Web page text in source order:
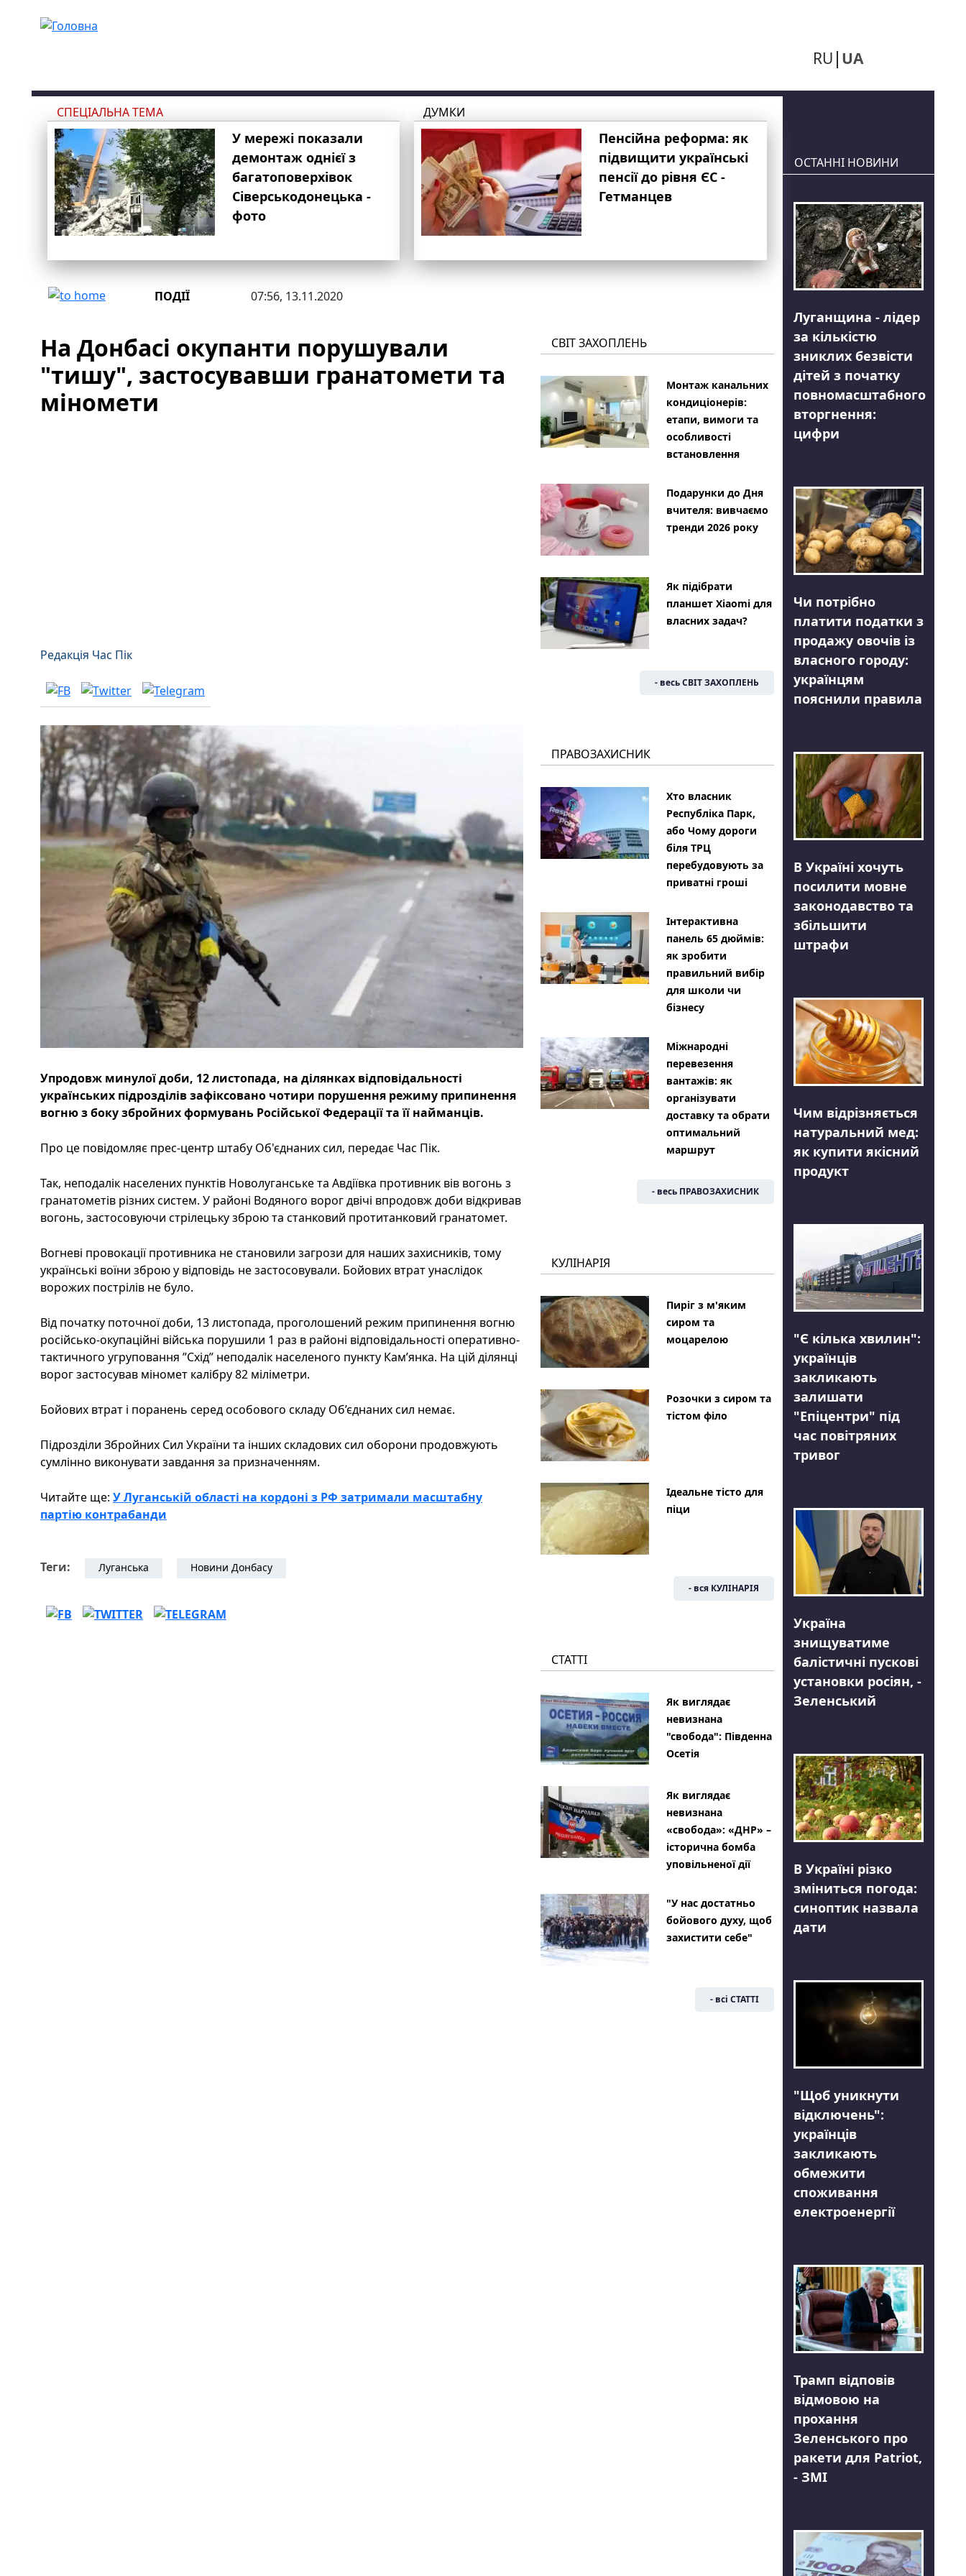
RU UA
СПЕЦІАЛЬНА ТЕМА
У мережі показали
демонтаж однієї з
багатоповерхівок
Сіверськодонецька -
фото
ДУМКИ
Пенсійна реформа: як
підвищити українські
пенсії до рівня ЄС -
Гетманцев
ПОДІЇ 07:56, 13.11.2020
На Донбасі окупанти порушували
"тишу", застосувавши гранатомети та
міномети
Редакція Час Пік
Упродовж минулої доби, 12 листопада, на ділянках відповідальності
українських підрозділів зафіксовано чотири порушення режиму припинення
вогню з боку збройних формувань Російської Федерації та її найманців.
Про це повідомляє прес-центр штабу Об'єднаних сил, передає Час Пік.
Так, неподалік населених пунктів Новолуганське та Авдіївка противник вів вогонь з
гранатометів різних систем. У районі Водяного ворог двічі впродовж доби відкривав
вогонь, застосовуючи стрілецьку зброю та станковий протитанковий гранатомет.
Вогневі провокації противника не становили загрози для наших захисників, тому
українські воїни зброю у відповідь не застосовували. Бойових втрат унаслідок
ворожих пострілів не було.
Від початку поточної доби, 13 листопада, проголошений режим припинення вогню
російсько-окупаційні війська порушили 1 раз в районі відповідальності оперативно-
тактичного угруповання ”Схід” неподалік населеного пункту Кам’янка. На цій ділянці
ворог застосував міномет калібру 82 міліметри.
Бойових втрат і поранень серед особового складу Об’єднаних сил немає.
Підрозділи Збройних Сил України та інших складових сил оборони продовжують
сумлінно виконувати завдання за призначенням.
Читайте ще: У Луганській області на кордоні з РФ затримали масштабну
партію контрабанди
Теги: Луганська Новини Донбасу
СВІТ ЗАХОПЛЕНЬ
Монтаж канальних
кондиціонерів:
етапи, вимоги та
особливості
встановлення
Подарунки до Дня
вчителя: вивчаємо
тренди 2026 року
Як підібрати
планшет Xiaomi для
власних задач?
- весь СВІТ ЗАХОПЛЕНЬ
ПРАВОЗАХИСНИК
Хто власник
Республіка Парк,
або Чому дороги
біля ТРЦ
перебудовують за
приватні гроші
Інтерактивна
панель 65 дюймів:
як зробити
правильний вибір
для школи чи
бізнесу
Міжнародні
перевезення
вантажів: як
організувати
доставку та обрати
оптимальний
маршрут
- весь ПРАВОЗАХИСНИК
КУЛІНАРІЯ
Пиріг з м'яким
сиром та
моцарелою
Розочки з сиром та
тістом філо
Ідеальне тісто для
піци
- вся КУЛІНАРІЯ
СТАТТІ
Як виглядає
невизнана
"свобода": Південна
Осетія
Як виглядає
невизнана
«свобода»: «ДНР» –
історична бомба
уповільненої дії
"У нас достатньо
бойового духу, щоб
захистити себе"
- всі СТАТТІ
ОСТАННІ НОВИНИ
Луганщина - лідер
за кількістю
зниклих безвісти
дітей з початку
повномасштабного
вторгнення:
цифри
Чи потрібно
платити податки з
продажу овочів із
власного городу:
українцям
пояснили правила
В Україні хочуть
посилити мовне
законодавство та
збільшити
штрафи
Чим відрізняється
натуральний мед:
як купити якісний
продукт
"Є кілька хвилин":
українців
закликають
залишати
"Епіцентри" під
час повітряних
тривог
Україна
знищуватиме
балістичні пускові
установки росіян, -
Зеленський
В Україні різко
зміниться погода:
синоптик назвала
дати
"Щоб уникнути
відключень":
українців
закликають
обмежити
споживання
електроенергії
Трамп відповів
відмовою на
прохання
Зеленського про
ракети для Patriot,
- ЗМІ